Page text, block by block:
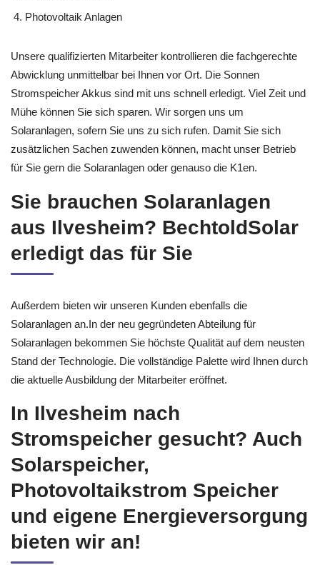
Photovoltaik Anlagen
Unsere qualifizierten Mitarbeiter kontrollieren die fachgerechte
Abwicklung unmittelbar bei Ihnen vor Ort. Die Sonnen
Stromspeicher Akkus sind mit uns schnell erledigt. Viel Zeit und
Mühe können Sie sich sparen. Wir sorgen uns um
Solaranlagen, sofern Sie uns zu sich rufen. Damit Sie sich
zusätzlichen Sachen zuwenden können, macht unser Betrieb
für Sie gern die Solaranlagen oder genauso die K1en.
Sie brauchen Solaranlagen
aus Ilvesheim? BechtoldSolar
erledigt das für Sie
Außerdem bieten wir unseren Kunden ebenfalls die
Solaranlagen an.In der neu gegründeten Abteilung für
Solaranlagen bekommen Sie höchste Qualität auf dem neusten
Stand der Technologie. Die vollständige Palette wird Ihnen durch
die aktuelle Ausbildung der Mitarbeiter eröffnet.
In Ilvesheim nach
Stromspeicher gesucht? Auch
Solarspeicher,
Photovoltaikstrom Speicher
und eigene Energieversorgung
bieten wir an!